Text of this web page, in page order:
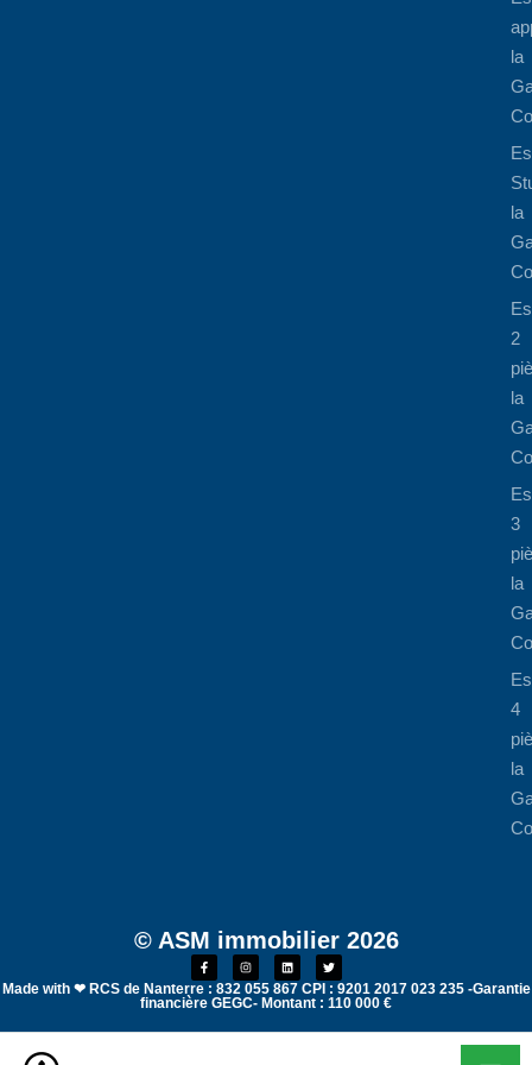
la
la
2
la
3
la
4
la
© ASM immobilier 2026
Made with ❤ RCS de Nanterre : 832 055 867 CPI : 9201 2017 023 235 -Garantie
financière GEGC- Montant : 110 000 €